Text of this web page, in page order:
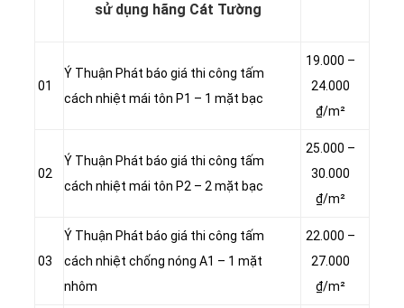
sử dụng hãng Cát Tường
01
Ý Thuận Phát báo giá thi công tấm
cách nhiệt mái tôn P1 – 1 mặt bạc
19.000 –
24.000
₫/m²
02
Ý Thuận Phát báo giá thi công tấm
cách nhiệt mái tôn P2 – 2 mặt bạc
25.000 –
30.000
₫/m²
03
Ý Thuận Phát báo giá thi công tấm
cách nhiệt chống nóng A1 – 1 mặt
nhôm
22.000 –
27.000
₫/m²